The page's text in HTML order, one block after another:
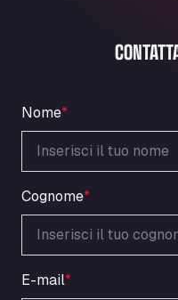
Nellinger Str.
ARAL Tankstelle
GmbH
Obernburger Str.
Ardleigh South
a120 westbound,
Area 47 Hermanos
Autovia A4 km
Area de Servicio
Nome*
Cognome*
E-mail*